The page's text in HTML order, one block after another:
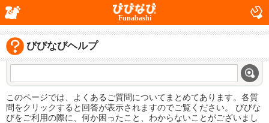
Funabashi
びびなびヘルプ
このページでは、よくあるご質問についてまとめてあります。各質
問をクリックすると回答が表示されますのでご覧ください。 びびな
びをご利用の際に、何か困ったこと、わからないことがございまし